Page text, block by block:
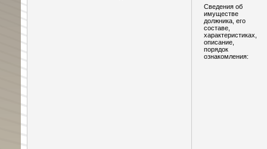
Сведения об
имуществе
должника, его
составе,
характеристиках,
описание,
порядок
ознакомления: